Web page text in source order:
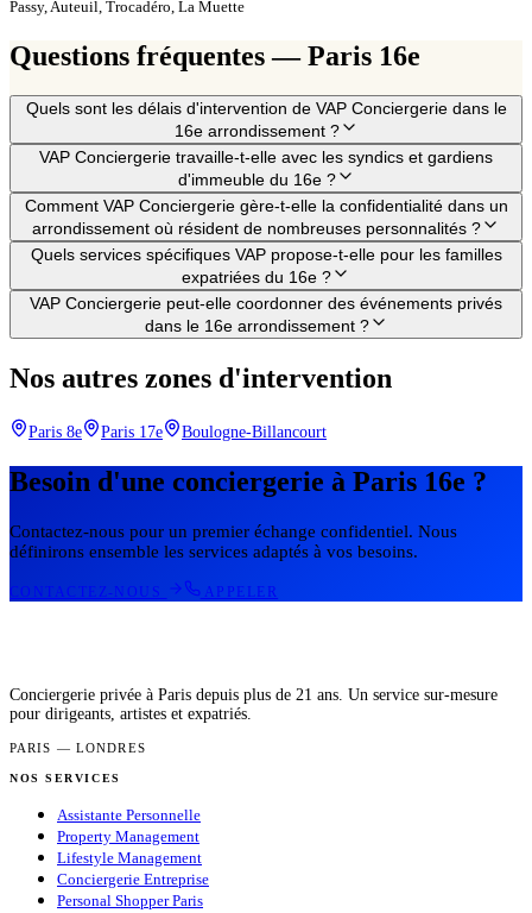
Passy, Auteuil, Trocadéro, La Muette
Questions fréquentes — Paris 16e
Quels sont les délais d'intervention de VAP Conciergerie dans le
16e arrondissement ?
VAP Conciergerie travaille-t-elle avec les syndics et gardiens
d'immeuble du 16e ?
Comment VAP Conciergerie gère-t-elle la confidentialité dans un
arrondissement où résident de nombreuses personnalités ?
Quels services spécifiques VAP propose-t-elle pour les familles
expatriées du 16e ?
VAP Conciergerie peut-elle coordonner des événements privés
dans le 16e arrondissement ?
Nos autres zones d'intervention
Paris 8e Paris 17e Boulogne-Billancourt
Besoin d'une conciergerie à Paris 16e ?
Contactez-nous pour un premier échange confidentiel. Nous
définirons ensemble les services adaptés à vos besoins.
CONTACTEZ-NOUS APPELER
Conciergerie privée à Paris depuis plus de 21 ans. Un service sur-mesure
pour dirigeants, artistes et expatriés.
PARIS — LONDRES
NOS SERVICES
Assistante Personnelle
Property Management
Lifestyle Management
Conciergerie Entreprise
Personal Shopper Paris